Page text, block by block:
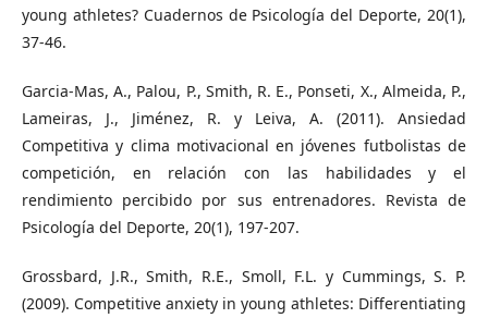
young athletes? Cuadernos de Psicología del Deporte, 20(1),
37-46.
Garcia-Mas, A., Palou, P., Smith, R. E., Ponseti, X., Almeida, P.,
Lameiras, J., Jiménez, R. y Leiva, A. (2011). Ansiedad
Competitiva y clima motivacional en jóvenes futbolistas de
competición, en relación con las habilidades y el
rendimiento percibido por sus entrenadores. Revista de
Psicología del Deporte, 20(1), 197-207.
Grossbard, J.R., Smith, R.E., Smoll, F.L. y Cummings, S. P.
(2009). Competitive anxiety in young athletes: Differentiating